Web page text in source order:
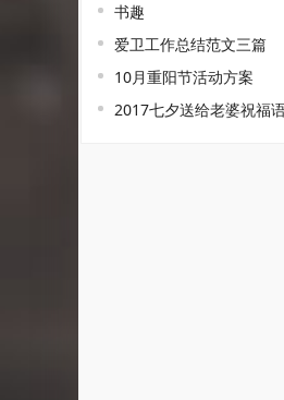
书趣
爱卫工作总结范文三篇
10月重阳节活动方案
2017七夕送给老婆祝福